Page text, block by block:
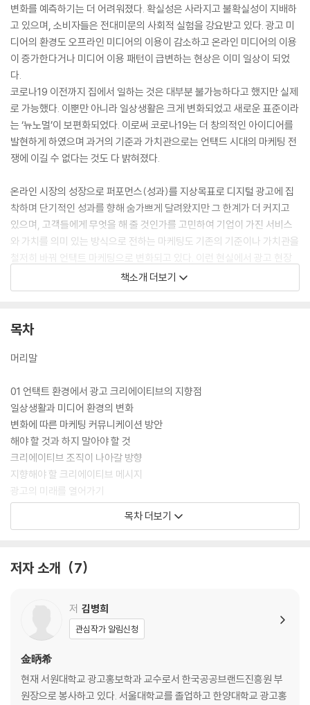
변화를 예측하기는 더 어려워졌다. 확실성은 사라지고 불확실성이 지배하
고 있으며, 소비자들은 전대미문의 사회적 실험을 강요받고 있다. 광고 미
디어의 환경도 오프라인 미디어의 이용이 감소하고 온라인 미디어의 이용
이 증가한다거나 미디어 이용 패턴이 급변하는 현상은 이미 일상이 되었
다.
코로나19 이전까지 집에서 일하는 것은 대부분 불가능하다고 했지만 실제
로 가능했다. 이뿐만 아니라 일상생활은 크게 변화되었고 새로운 표준이라
는 ‘뉴노멀’이 보편화되었다. 이로써 코로나19는 더 창의적인 아이디어를
발현하게 하였으며 과거의 기준과 가치관으로는 언택드 시대의 마케팅 전
쟁에 이길 수 없다는 것도 다 밝혀졌다.
온라인 시장의 성장으로 퍼포먼스(성과)를 지상목표로 디지털 광고에 집
착하며 단기적인 성과를 향해 숨가쁘게 달려왔지만 그 한계가 더 커지고
있으며, 고객들에게 무엇을 해 줄 것인가를 고민하여 기업이 가진 서비스
와 가치를 의미 있는 방식으로 전하는 마케팅도 기존의 기준이나 가치관을
철저히 바꿔 언택트 마케팅으로 변화되고 있다. 이런 현실에서 광고 현장
과 학교에서 활발한 활동하는 플레이어 7명은 바로 지금이 과거의 기준이
나 가치관을 철저히 바꾸는 최적의 시기로 뽑고 있다. 광고는 과학인가 예
가 필요한 시점이다. 마케팅 도구로서의 광고를 넘어 사회문화적 표현과
에에이티브에 집중할 수밖에 없다. 이 책은 광고 현장이 어떻게 변화하고
크리에이티브를 어떻게 전개하는 것이 바람직할지 이 책에서 답을 찾을 수
있을 것이다.
책소개 더보기
목차
머리말
01 언택트 환경에서 광고 크리에이티브의 지향점
일상생활과 미디어 환경의 변화
변화에 따른 마케팅 커뮤니케이션 방안
해야 할 것과 하지 말아야 할 것
크리에이티브 조직이 나아갈 방향
지향해야 할 크리에이티브 메시지
광고의 미래를 열어가기
02 언택트 시대와 크리에이티브 산업의 변화
탈경계의 시대, 경계를 넘어 결과를 만드는 광고산업
03 언택트 시대의 매체 이용과 광고 크리에이티브
사회적 정책과 매체 이용
매체별 및 콘텐츠별 변화
요일별 및 시간대별 매체 이용 패턴의 변화
매체 동시 이용과 광고의 함의
목차 더보기
저자 소개 7
저 김병희
관심작가 알림신청
金昞希
현재 서원대학교 광고홍보학과 교수로서 한국공공브랜드진흥원 부
원장으로 봉사하고 있다. 서울대학교를 졸업하고 한양대학교 광고홍